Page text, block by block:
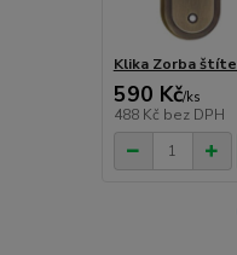
Klika Zorba
590 Kč/ks
488 Kč bez DPH